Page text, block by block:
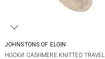
JOHNSTONS OF ELGIN
НОСКИ CASHMERE KNITTED TRAVEL